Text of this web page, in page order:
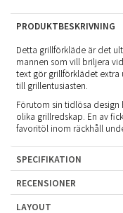
PRODUKTBESKRIVNING
Detta grillförkläde är det
mannen som vill briljera
text gör grillförklädet extra
till grillentusiasten.
Förutom sin tidlösa
olika grillredskap. En av
favoritöl inom räckhåll
SPECIFIKATION
RECENSIONER
LAYOUT